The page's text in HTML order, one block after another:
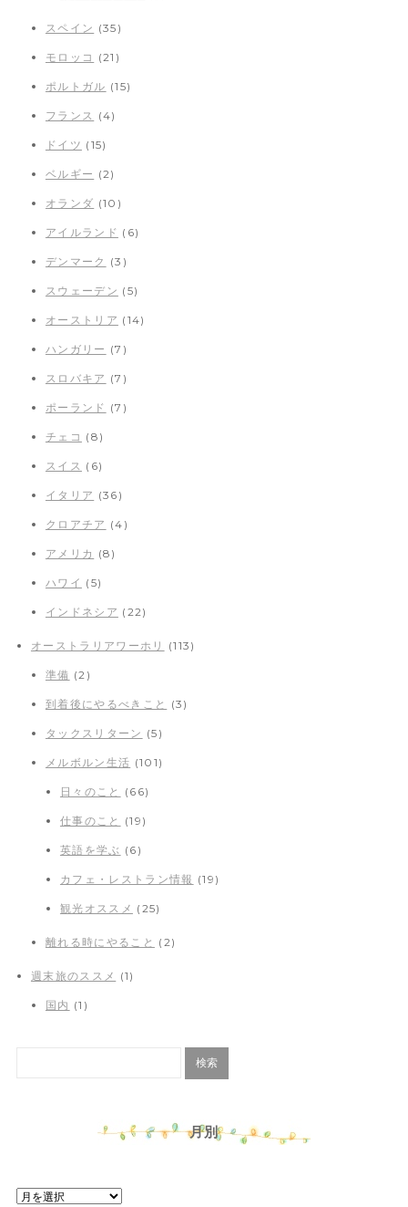
スペイン (35)
モロッコ (21)
ポルトガル (15)
フランス (4)
ドイツ (15)
ベルギー (2)
オランダ (10)
アイルランド (6)
デンマーク (3)
スウェーデン (5)
オーストリア (14)
ハンガリー (7)
スロバキア (7)
ポーランド (7)
チェコ (8)
スイス (6)
イタリア (36)
クロアチア (4)
アメリカ (8)
ハワイ (5)
インドネシア (22)
オーストラリアワーホリ (113)
準備 (2)
到着後にやるべきこと (3)
タックスリターン (5)
メルボルン生活 (101)
日々のこと (66)
仕事のこと (19)
英語を学ぶ (6)
カフェ・レストラン情報 (19)
観光オススメ (25)
離れる時にやること (2)
週末旅のススメ (1)
国内 (1)
月別